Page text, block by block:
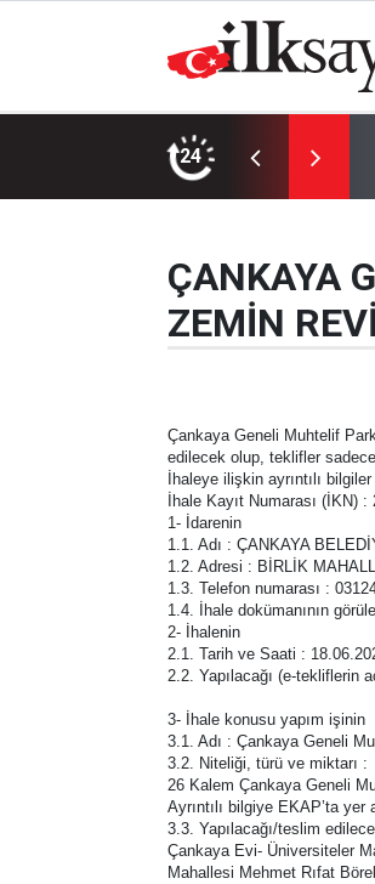
24
Hafta başında dereceler geriliyor
ÇANKAYA
ZEMİN
Çankaya Geneli Muhtelif
edilecek olup, teklifler
İhaleye ilişkin ayrıntılı
İhale Kayıt Numarası (İKN)
1- İdarenin
1.1. Adı : ÇANKAYA
1.2. Adresi : BİRLİK
1.3. Telefon numarası :
1.4. İhale dokümanının
2- İhalenin
2.1. Tarih ve Saati :
2.2. Yapılacağı (e-tekliflerin
3- İhale konusu yapım işinin
3.1. Adı : Çankaya Geneli
3.2. Niteliği, türü ve miktarı :
26 Kalem Çankaya Geneli
Ayrıntılı bilgiye EKAP’ta
3.3. Yapılacağı/teslim
Çankaya Evi- Üniversiteler
Mahallesi Mehmet Rıfat